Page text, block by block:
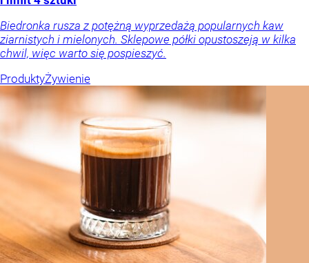
Biedronka rusza z potężną wyprzedażą popularnych kaw
ziarnistych i mielonych. Sklepowe półki opustoszeją w kilka
chwil, więc warto się pospieszyć.
ProduktyŻywienie